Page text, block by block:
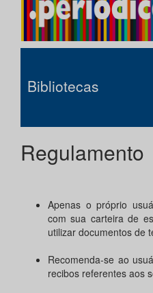
Bibliotecas
Regulamento
Apenas o próprio
com sua carteira de
utilizar documentos de
Recomenda-se ao
recibos referentes aos